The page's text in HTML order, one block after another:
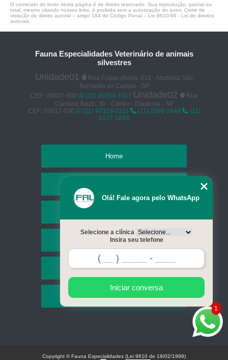
O conteúdo do texto desta página é de direito reservado. Sua reprodução, parcial ou
total, mesmo citando nossos links, é proibida sem a autorização do autor. Crime de
violação de direito autoral – artigo 184 do Código Penal – Lei 9610/98 - Lei de direitos
autorais
Fauna Especialidades Veterinário de animais
silvestres
Unidade01
Rua Copacabana, 918 - Anchieta São
Bernardo do Campo - SP
CEP: 09607-000
(11) 95054-7917 Unidade02
Rua
Carminé flauto, 30 - Centro - Diadema - SP
CEP: 05617-030
(11) 97329-5116 (11) 2988-1648
(11)
4177-1648
Home
Serviços
Contato
Mapa do site
1
Olá! Fale agora pelo WhatsApp
Selecione a clínica
Insira seu telefone
Iniciar conversa
Copyright © Fauna Especialidades (Lei 9610 de 19/02/1998)